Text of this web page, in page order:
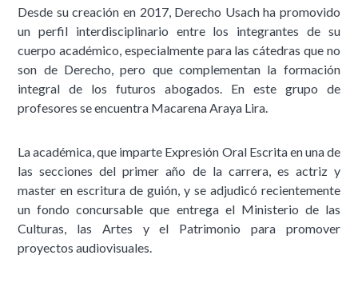
Desde su creación en 2017, Derecho Usach ha promovido
un perfil interdisciplinario entre los integrantes de su
cuerpo académico, especialmente para las cátedras que no
son de Derecho, pero que complementan la formación
integral de los futuros abogados. En este grupo de
profesores se encuentra Macarena Araya Lira.
La académica, que imparte Expresión Oral Escrita en una de
las secciones del primer año de la carrera, es actriz y
master en escritura de guión, y se adjudicó recientemente
un fondo concursable que entrega el Ministerio de las
Culturas, las Artes y el Patrimonio para promover
proyectos audiovisuales.